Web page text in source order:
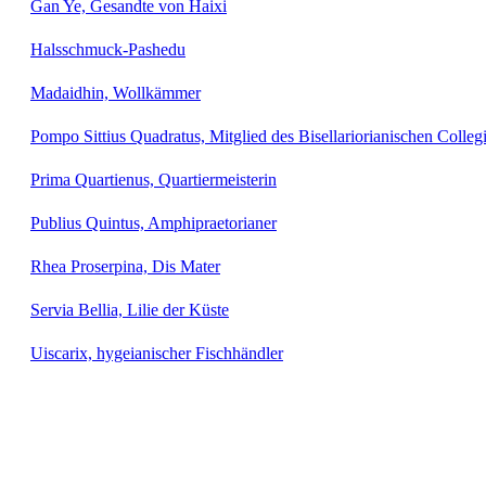
Gan Ye, Gesandte von Haixi
Halsschmuck-Pashedu
Madaidhin, Wollkämmer
Pompo Sittius Quadratus, Mitglied des Bisellariorianischen
Prima Quartienus, Quartiermeisterin
Publius Quintus, Amphipraetorianer
Rhea Proserpina, Dis Mater
Servia Bellia, Lilie der Küste
Uiscarix, hygeianischer Fischhändler